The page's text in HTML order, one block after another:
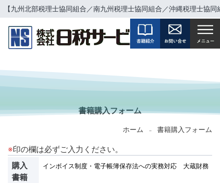
【九州北部税理士協同組合／南九州税理士協同組合／沖縄税理士協
BOOKS FORM
書籍購入フォーム
ホーム - 書籍購入フォーム
※印の欄は必ずご入力ください。
購入
書籍